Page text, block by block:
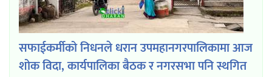
सफाईकर्मीको निधनले धरान उपमहानगरपालिकामा आज
शोक विदा, कार्यपालिका बैठक र नगरसभा पनि स्थगित